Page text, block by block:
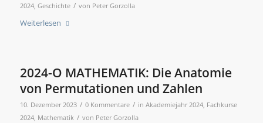
2024, Geschichte / von Peter Gorzolla
Weiterlesen
2024-O MATHEMATIK: Die Anatomie
von Permutationen und Zahlen
10. Dezember 2023 / 0 Kommentare / in Akademiejahr 2024, Fachkurse
2024, Mathematik / von Peter Gorzolla